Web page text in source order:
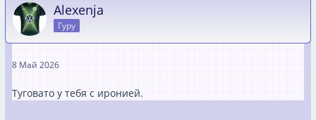
Alexenja
Гуру
8 Май 2026
Туговато у тебя с иронией.